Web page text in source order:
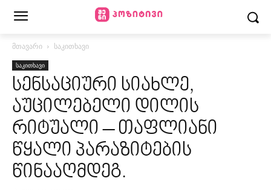
მთავარი საკითხავი
საკითხავი
სენსაციური სიახლე,
აუცილებელი დილის
რიტუალი – თაფლიანი
წყალი პარაზიტების
წინააღმდეგ.